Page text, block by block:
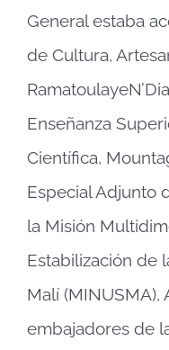
General estaba
de Cultura,
Enseñanza
Científica,
Especial Adjunto
la Misión
Estabilización de
Malí (MINUSMA),
embajadores de